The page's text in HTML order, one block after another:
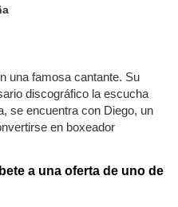
una famosa cantante. Su
discográfico la escucha
se encuentra con Diego, un
en boxeador
a una oferta de uno de